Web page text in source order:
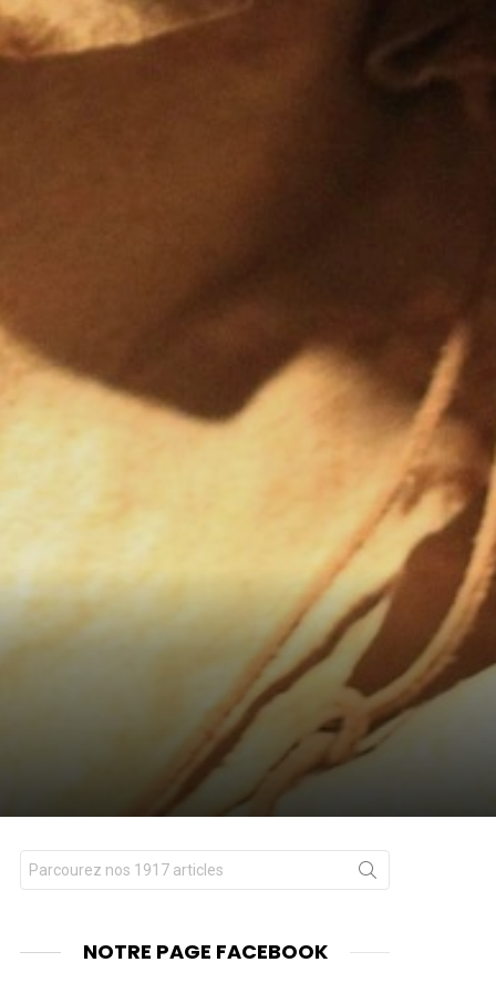
Chercher
pour
NOTRE PAGE FACEBOOK